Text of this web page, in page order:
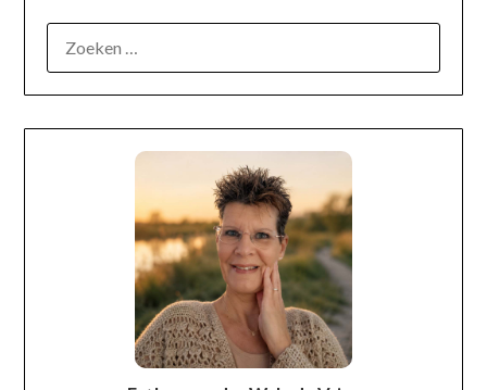
OVER MIJ